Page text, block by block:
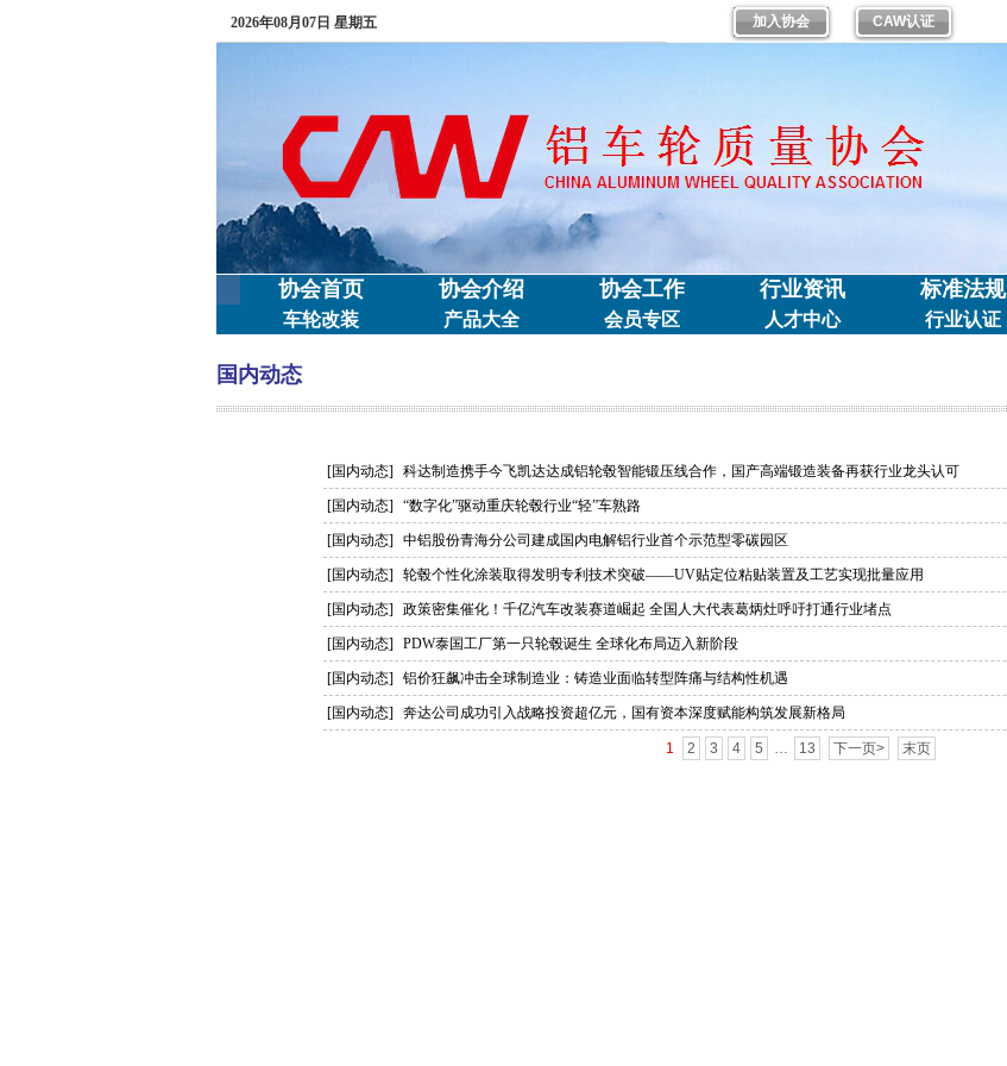
加入协会 CAW认证
2026年08月07日 星期五
协会首页 协会介绍 协会工作 行业资讯 标准法规
车轮改装 产品大全 会员专区 人才中心 行业认证
国内动态
[国内动态] 科达制造携手今飞凯达达成铝轮毂智能锻压线合作，国产高端锻造装备再获行业龙头认可
[国内动态] “数字化”驱动重庆轮毂行业“轻”车熟路
[国内动态] 中铝股份青海分公司建成国内电解铝行业首个示范型零碳园区
[国内动态] 轮毂个性化涂装取得发明专利技术突破——UV贴定位粘贴装置及工艺实现批量应用
[国内动态] 政策密集催化！千亿汽车改装赛道崛起 全国人大代表葛炳灶呼吁打通行业堵点
[国内动态] PDW泰国工厂第一只轮毂诞生 全球化布局迈入新阶段
[国内动态] 铝价狂飙冲击全球制造业：铸造业面临转型阵痛与结构性机遇
[国内动态] 奔达公司成功引入战略投资超亿元，国有资本深度赋能构筑发展新格局
1 2 3 4 5 … 13 下一页> 末页